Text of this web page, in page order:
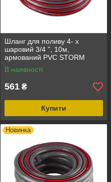
Шланг для поливу 4- х
шаровий 3/4 ", 10м,
армований PVC STORM
INTERTOOL GE-4161
В наявності
561 ₴
Купити
Новинка